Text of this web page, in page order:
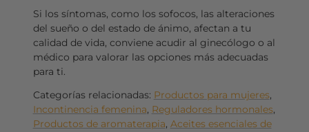
Si los síntomas, como los sofocos, las alteraciones
del sueño o del estado de ánimo, afectan a tu
calidad de vida, conviene acudir al ginecólogo o al
médico para valorar las opciones más adecuadas
para ti.
Categorías relacionadas: Productos para mujeres,
Incontinencia femenina, Reguladores hormonales,
Productos de aromaterapia, Aceites esenciales de